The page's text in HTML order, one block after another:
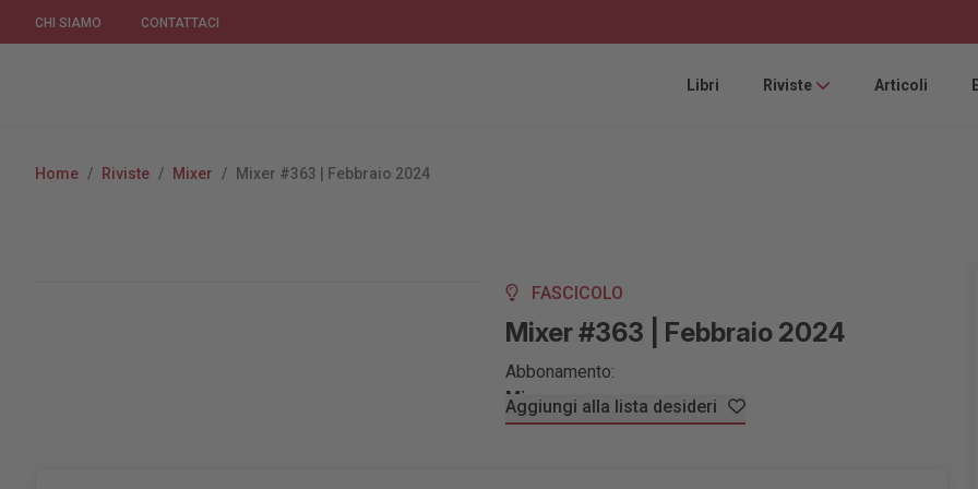
CHI SIAMO CONTATTACI
Libri Riviste Articoli
Home / Riviste / Mixer / Mixer #363 | Febbraio 2024
FASCICOLO
Mixer #363 | Febbraio 2024
Abbonamento:
Mixer
Aggiungi alla lista desideri